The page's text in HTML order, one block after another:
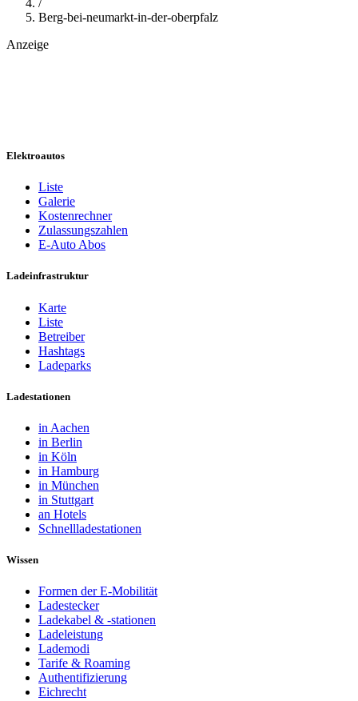
/
Berg-bei-neumarkt-in-der-oberpfalz
Anzeige
Elektroautos
Liste
Galerie
Kostenrechner
Zulassungszahlen
E-Auto Abos
Ladeinfrastruktur
Karte
Liste
Betreiber
Hashtags
Ladeparks
Ladestationen
in Aachen
in Berlin
in Köln
in Hamburg
in München
in Stuttgart
an Hotels
Schnellladestationen
Wissen
Formen der E-Mobilität
Ladestecker
Ladekabel & -stationen
Ladeleistung
Lademodi
Tarife & Roaming
Authentifizierung
Eichrecht